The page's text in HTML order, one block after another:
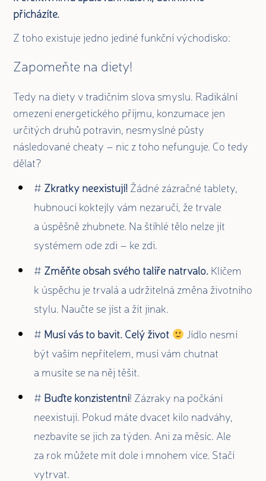
přicházíte.
Z toho existuje jedno jediné funkční východisko:
Zapomeňte na diety!
Tedy na diety v tradičním slova smyslu. Radikální
omezení energetického příjmu, konzumace jen
určitých druhů potravin, nesmyslné půsty
následované cheaty – nic z toho nefunguje. Co tedy
dělat?
# Zkratky neexistují! Žádné zázračné tablety,
hubnoucí koktejly vám nezaručí, že trvale
a úspěšně zhubnete. Na štíhlé tělo nelze jít
systémem ode zdi – ke zdi.
# Změňte obsah svého talíře natrvalo. Klíčem
k úspěchu je trvalá a udržitelná změna životního
stylu. Naučte se jíst a žít jinak.
# Musí vás to bavit. Celý život
Jídlo nesmí
být vaším nepřítelem, musí vám chutnat
a musíte se na něj těšit.
# Buďte konzistentní! Zázraky na počkání
neexistují. Pokud máte dvacet kilo nadváhy,
nezbavíte se jich za týden. Ani za měsíc. Ale
za rok můžete mít dole i mnohem více. Stačí
vytrvat.